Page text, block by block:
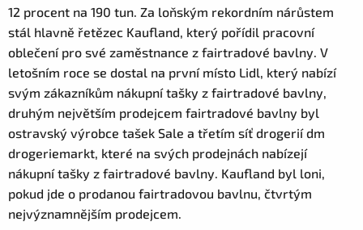
12 procent na 190 tun. Za loňským rekordním nárůstem
stál hlavně řetězec Kaufland, který pořídil pracovní
oblečení pro své zaměstnance z fairtradové bavlny. V
letošním roce se dostal na první místo Lidl, který nabízí
svým zákazníkům nákupní tašky z fairtradové bavlny,
druhým největším prodejcem fairtradové bavlny byl
ostravský výrobce tašek Sale a třetím síť drogerií dm
drogeriemarkt, které na svých prodejnách nabízejí
nákupní tašky z fairtradové bavlny. Kaufland byl loni,
pokud jde o prodanou fairtradovou bavlnu, čtvrtým
nejvýznamnějším prodejcem.